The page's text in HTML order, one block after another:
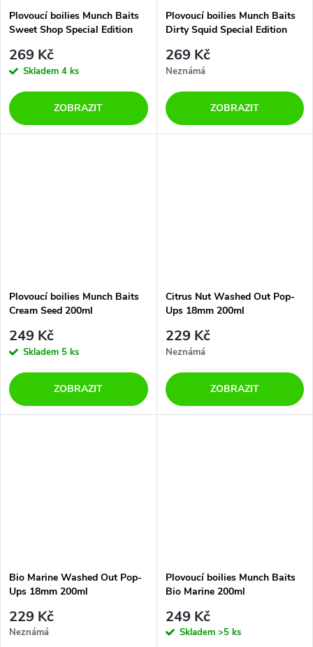
Plovoucí boilies Munch Baits
Sweet Shop Special Edition
269 Kč
Skladem 4 ks
ZOBRAZIT
Plovoucí boilies Munch Baits
Dirty Squid Special Edition
269 Kč
Neznámá
ZOBRAZIT
Plovoucí boilies Munch Baits
Cream Seed 200ml
249 Kč
Skladem 5 ks
ZOBRAZIT
Citrus Nut Washed Out Pop-
Ups 18mm 200ml
229 Kč
Neznámá
ZOBRAZIT
Bio Marine Washed Out Pop-
Ups 18mm 200ml
229 Kč
Neznámá
Plovoucí boilies Munch Baits
Bio Marine 200ml
249 Kč
Skladem >5 ks